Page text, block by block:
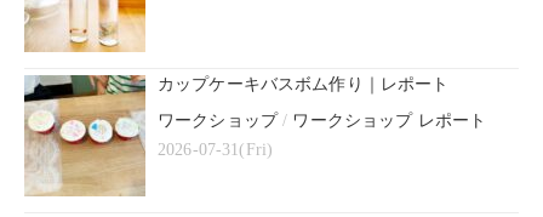
カップケーキバスボム作り｜レポート
ワークショップ/ ワークショップ レポート
2026-07-31(Fri)